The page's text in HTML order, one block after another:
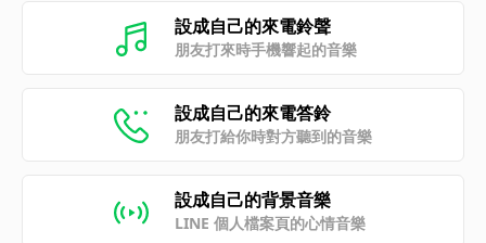
設成自己的來電鈴聲
朋友打來時手機響起的音樂
設成自己的來電答鈴
朋友打給你時對方聽到的音樂
設成自己的背景音樂
LINE 個人檔案頁的心情音樂